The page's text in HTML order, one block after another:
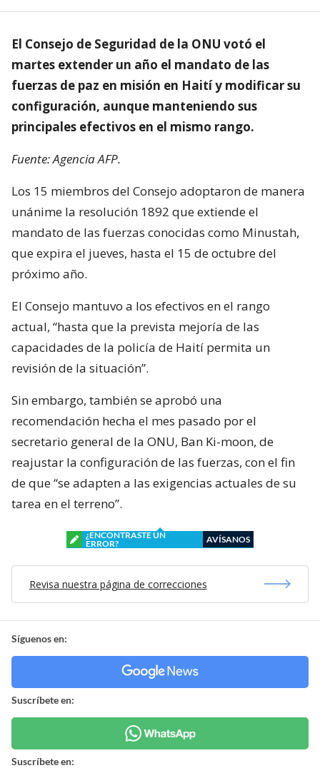
El Consejo de Seguridad de la ONU votó el
martes extender un año el mandato de las
fuerzas de paz en misión en Haití y modificar su
configuración, aunque manteniendo sus
principales efectivos en el mismo rango.
Fuente: Agencia AFP.
Los 15 miembros del Consejo adoptaron de manera
unánime la resolución 1892 que extiende el
mandato de las fuerzas conocidas como Minustah,
que expira el jueves, hasta el 15 de octubre del
próximo año.
El Consejo mantuvo a los efectivos en el rango
actual, “hasta que la prevista mejoría de las
capacidades de la policía de Haití permita un
revisión de la situación”.
Sin embargo, también se aprobó una
recomendación hecha el mes pasado por el
secretario general de la ONU, Ban Ki-moon, de
reajustar la configuración de las fuerzas, con el fin
de que “se adapten a las exigencias actuales de su
tarea en el terreno”.
¿ENCONTRASTE UN
ERROR?
AVÍSANOS
Revisa nuestra página de correcciones
Síguenos en:
Suscríbete en:
Suscríbete en: